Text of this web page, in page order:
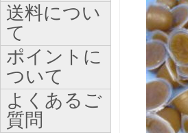
送料につい
て
ポイントに
ついて
よくあるご
質問